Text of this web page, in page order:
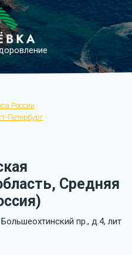
России
Петербург
Средняя
пр., д.4, лит